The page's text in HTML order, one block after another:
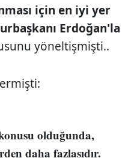
için en iyi yer
Erdoğan'la
yöneltişmişti..
olduğunda,
daha fazlasıdır.